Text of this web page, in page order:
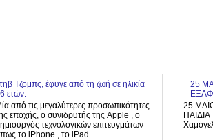
Τζομπς, έφυγε από τη ζωή σε ηλικία
ετών.
από τις μεγαλύτερες προσωπικότητες
εποχής, ο συνιδρυτής της Apple , ο
τεχνολογικών επιτευγμάτων
το iPhone , το iPad...
25
25
ΠΑΙΔΙΑ